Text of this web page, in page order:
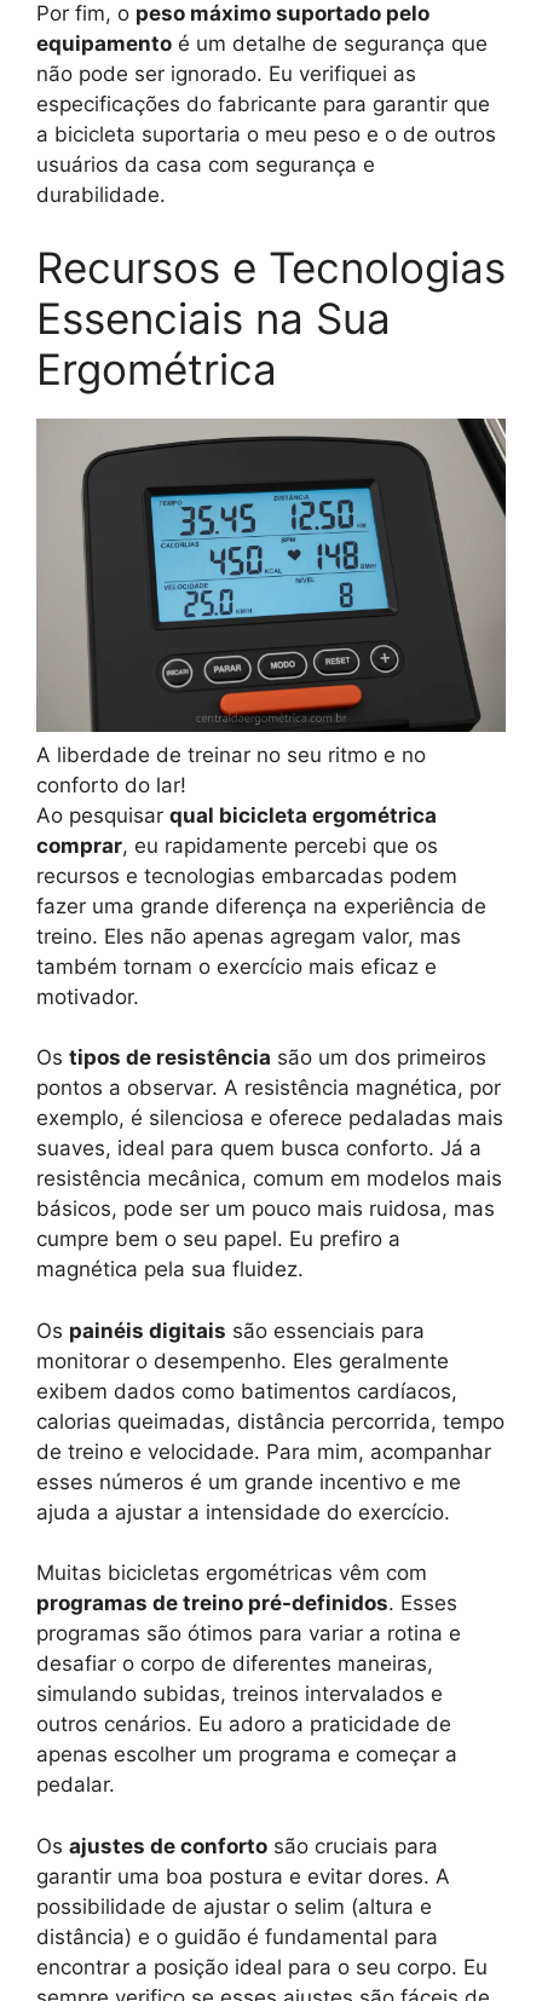
Por fim, o peso máximo suportado pelo
equipamento é um detalhe de segurança que
não pode ser ignorado. Eu verifiquei as
especificações do fabricante para garantir que
a bicicleta suportaria o meu peso e o de outros
usuários da casa com segurança e
durabilidade.
Recursos e Tecnologias
Essenciais na Sua
Ergométrica
A liberdade de treinar no seu ritmo e no
conforto do lar!
Ao pesquisar qual bicicleta ergométrica
comprar, eu rapidamente percebi que os
recursos e tecnologias embarcadas podem
fazer uma grande diferença na experiência de
treino. Eles não apenas agregam valor, mas
também tornam o exercício mais eficaz e
motivador.
Os tipos de resistência são um dos primeiros
pontos a observar. A resistência magnética, por
exemplo, é silenciosa e oferece pedaladas mais
suaves, ideal para quem busca conforto. Já a
resistência mecânica, comum em modelos mais
básicos, pode ser um pouco mais ruidosa, mas
cumpre bem o seu papel. Eu prefiro a
magnética pela sua fluidez.
Os painéis digitais são essenciais para
monitorar o desempenho. Eles geralmente
exibem dados como batimentos cardíacos,
calorias queimadas, distância percorrida, tempo
de treino e velocidade. Para mim, acompanhar
esses números é um grande incentivo e me
ajuda a ajustar a intensidade do exercício.
Muitas bicicletas ergométricas vêm com
programas de treino pré-definidos. Esses
programas são ótimos para variar a rotina e
desafiar o corpo de diferentes maneiras,
simulando subidas, treinos intervalados e
outros cenários. Eu adoro a praticidade de
apenas escolher um programa e começar a
pedalar.
Os ajustes de conforto são cruciais para
garantir uma boa postura e evitar dores. A
possibilidade de ajustar o selim (altura e
distância) e o guidão é fundamental para
encontrar a posição ideal para o seu corpo. Eu